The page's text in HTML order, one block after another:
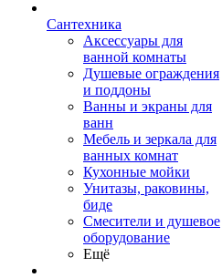
Сантехника
Аксессуары для
ванной комнаты
Душевые ограждения
и поддоны
Ванны и экраны для
ванн
Мебель и зеркала для
ванных комнат
Кухонные мойки
Унитазы, раковины,
биде
Смесители и душевое
оборудование
Ещё